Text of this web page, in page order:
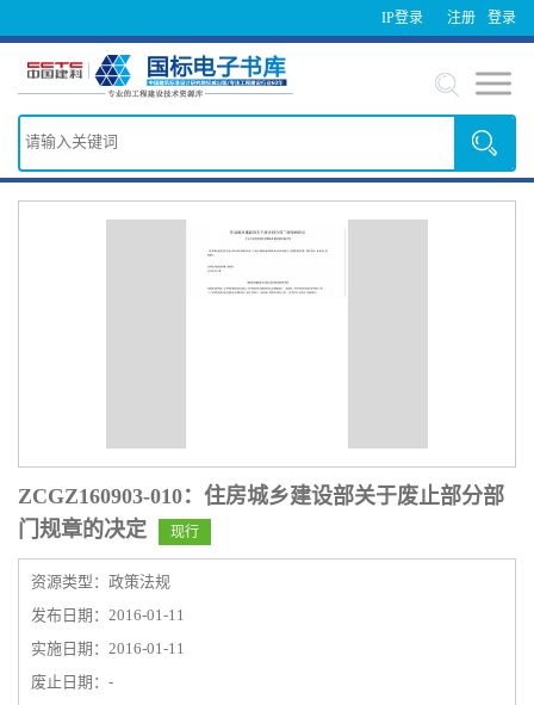
IP登录 登录
注册
ZCGZ160903-010：住房城乡建设部关于废止部分部
门规章的决定
现行
资源类型：政策法规
发布日期：2016-01-11
实施日期：2016-01-11
废止日期：-